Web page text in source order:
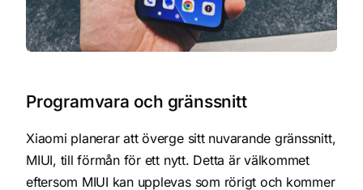
Programvara och gränssnitt
Xiaomi planerar att överge sitt nuvarande gränssnitt,
MIUI, till förmån för ett nytt. Detta är välkommet
eftersom MIUI kan upplevas som rörigt och kommer